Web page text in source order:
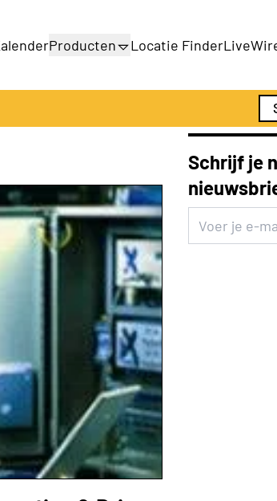
Producten
Productengids
Locatie Finder
Schrijf je